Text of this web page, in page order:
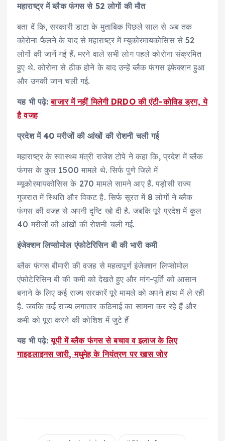
महाराष्ट्र में ब्लैक फंगस से 52 लोगों की मौत
बता दें कि, सरकारी डाटा के मुताबिक पिछले साल से अब तक
कोरोना फैलने के बाद से महाराष्ट्र में म्यूकोरमायकोसिस से 52
लोगों की जानें गई हैं. मरने वाले सभी लोग पहले कोरोना संक्रमित
हुए थे. कोरोना से ठीक होने के बाद उन्हें ब्लैक फंगस इंफेक्शन हुआ
और उनकी जान चली गई.
यह भी पढ़े:बाजार में नहीं मिलेगी DRDO की एंटी-कोविड ड्रग, ये
है वजह
प्रदेश में 40 मरीजों की आंखों की रोशनी चली गई
महाराष्ट्र के स्वास्थ्य मंत्री राजेश टोपे ने कहा कि, प्रदेश में ब्लैक
फंगस के कुल 1500 मामले थे. सिर्फ पुणे जिले में
म्यूकोरमायकोसिस के 270 मामले सामने आए हैं. पड़ोसी राज्य
गुजरात में स्थिति और विकट है. सिर्फ सूरत में 8 लोगों ने ब्लैक
फंगस की वजह से अपनी दृष्टि खो दी है. जबकि पूरे प्रदेश में कुल
40 मरीजों की आंखों की रोशनी चली गई.
इंजेक्शन लिप्सोमोल एंफोटेरिसिन बी की भारी कमी
ब्लैक फंगस बीमारी की वजह से महत्वपूर्ण इंजेक्शन लिप्सोमोल
एंफोटेरिसिन बी की कमी को देखते हुए और मांग-पूर्ति को आसान
बनाने के लिए कई राज्य सरकारें पूरे मामले को अपने हाथ में ले रही
है. जबकि कई राज्य लगातार कठिनाई का सामना कर रहे हैं और
कमी को पूरा करने की कोशिश में जुटे हैं
यह भी पढ़े:यूपी में ब्लैक फंगस से बचाव व इलाज के लिए
गाइडलाइनस जारी, मधुमेह के नियंत्रण पर खास जोर